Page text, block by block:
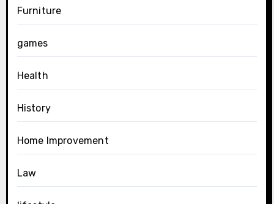
Furniture
games
Health
History
Home Improvement
Law